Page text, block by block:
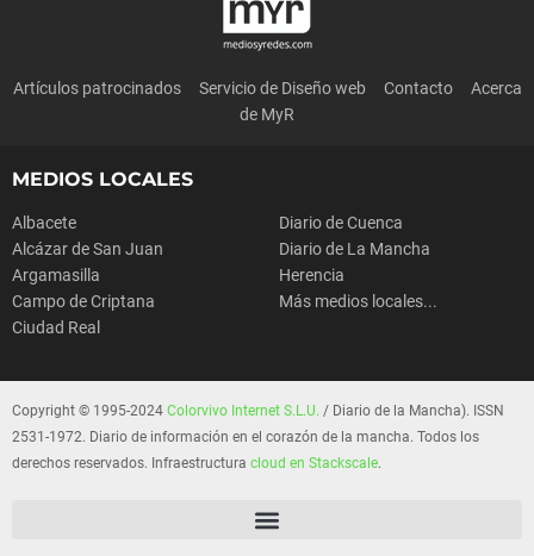
Artículos patrocinados Servicio de Diseño web Contacto
Acerca
de MyR
MEDIOS LOCALES
Albacete
Alcázar de San Juan
Argamasilla
Campo de Criptana
Ciudad Real
Diario de Cuenca
Diario de La Mancha
Herencia
Más medios locales...
Copyright © 1995-2024 Colorvivo Internet S.L.U. / Diario de la Mancha). ISSN
2531-1972. Diario de información en el corazón de la mancha. Todos los
derechos reservados. Infraestructura cloud en Stackscale.